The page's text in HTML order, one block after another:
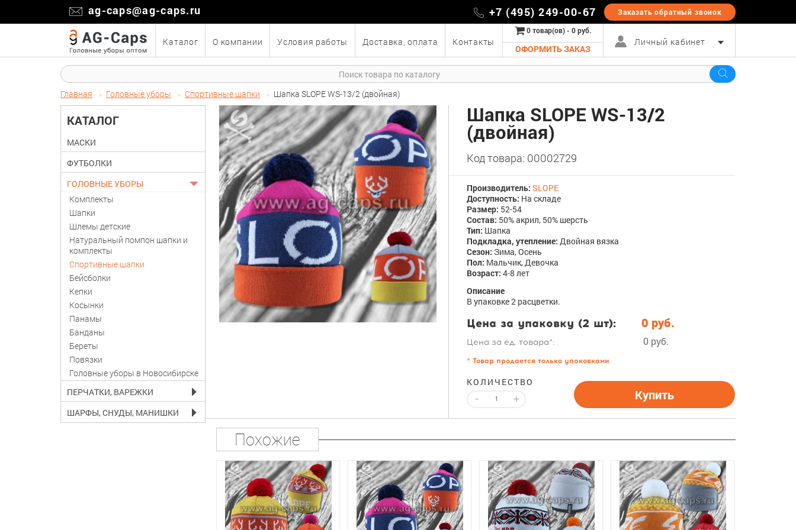
ag-caps@ag-caps.ru +7 (495) 249-00-67 Заказать обратный звонок
Каталог О компании Условия работы Доставка, оплата Контакты
0 товар(ов) - 0 руб.
ОФОРМИТЬ ЗАКАЗ
Личный кабинет
Главная Головные уборы Спортивные шапки Шапка SLOPE WS-13/2 (двойная)
КАТАЛОГ
МАСКИ
ФУТБОЛКИ
ГОЛОВНЫЕ УБОРЫ
Комплекты
Шапки
Шлемы детские
Натуральный помпон шапки и
комплекты
Спортивные шапки
Бейсболки
Кепки
Косынки
Панамы
Банданы
Береты
Повязки
Головные уборы в Новосибирске
ПЕРЧАТКИ, ВАРЕЖКИ
ШАРФЫ, СНУДЫ, МАНИШКИ
Шапка SLOPE WS-13/2
(двойная)
Код товара: 00002729
Производитель: SLOPE
Доступность: На складе
Размер: 52-54
Состав: 50% акрил, 50% шерсть
Тип: Шапка
Подкладка, утепление: Двойная вязка
Сезон: Зима, Осень
Пол: Мальчик, Девочка
Возраст: 4-8 лет
Описание
В упаковке 2 расцветки.
Цена за упаковку (2 шт): 0 руб.
Цена за ед. товара*: 0 руб.
* Товар продается только упаковками
КОЛИЧЕСТВО
- + Купить
Похожие